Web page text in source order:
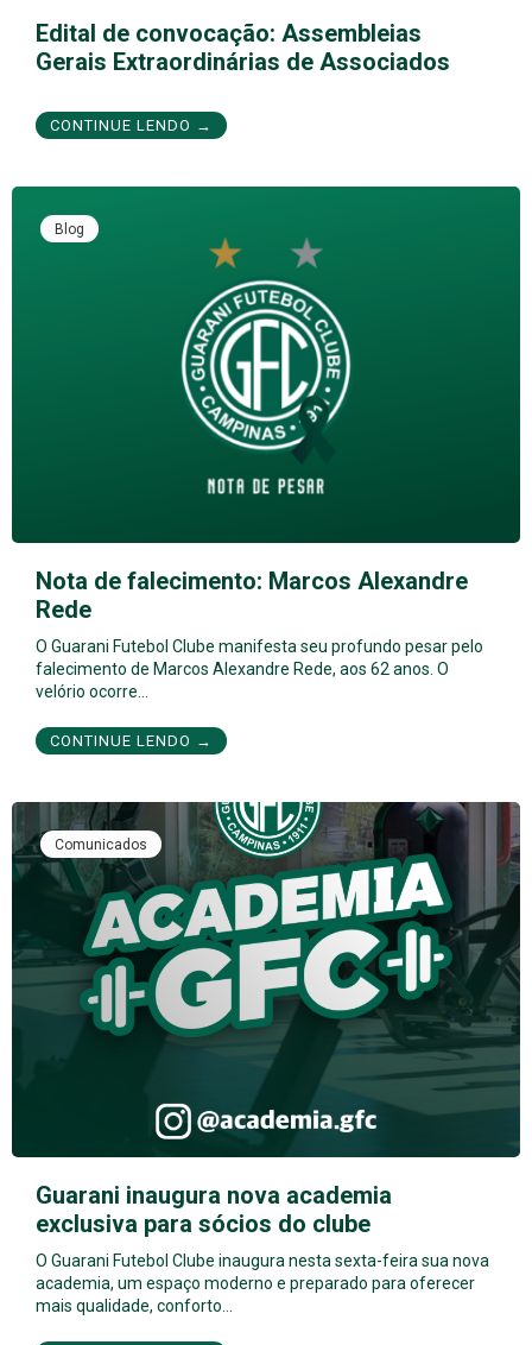
Edital de convocação: Assembleias
Gerais Extraordinárias de Associados
CONTINUE LENDO →
Blog
Nota de falecimento: Marcos Alexandre
Rede
O Guarani Futebol Clube manifesta seu profundo pesar pelo
falecimento de Marcos Alexandre Rede, aos 62 anos. O
velório ocorre…
CONTINUE LENDO →
Comunicados
Guarani inaugura nova academia
exclusiva para sócios do clube
O Guarani Futebol Clube inaugura nesta sexta-feira sua nova
academia, um espaço moderno e preparado para oferecer
mais qualidade, conforto…